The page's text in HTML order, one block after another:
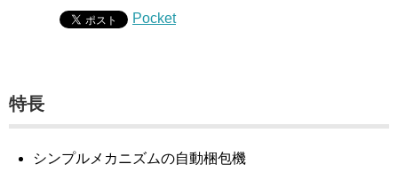
Pocket
特長
シンプルメカニズムの自動梱包機